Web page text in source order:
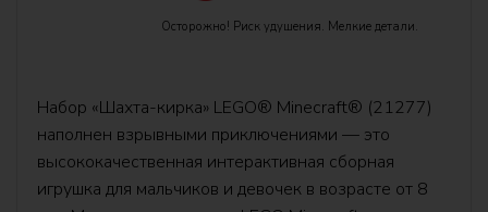
Осторожно! Риск удушения. Мелкие детали.
Набор «Шахта-кирка» LEGO® Minecraft® (21277)
наполнен взрывными приключениями — это
высококачественная интерактивная сборная
игрушка для мальчиков и девочек в возрасте от 8
LEGO® ONE PIECE
LEGO® Pokémon™